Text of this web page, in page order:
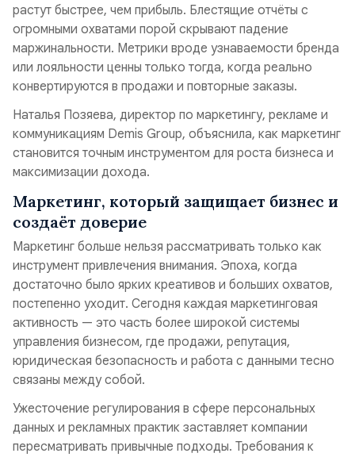
растут быстрее, чем прибыль. Блестящие отчёты с
огромными охватами порой скрывают падение
маржинальности. Метрики вроде узнаваемости бренда
или лояльности ценны только тогда, когда реально
конвертируются в продажи и повторные заказы.
Наталья Позяева, директор по маркетингу, рекламе и
коммуникациям Demis Group, объяснила, как маркетинг
становится точным инструментом для роста бизнеса и
максимизации дохода.
Маркетинг, который защищает бизнес и
создаёт доверие
Маркетинг больше нельзя рассматривать только как
инструмент привлечения внимания. Эпоха, когда
достаточно было ярких креативов и больших охватов,
постепенно уходит. Сегодня каждая маркетинговая
активность — это часть более широкой системы
управления бизнесом, где продажи, репутация,
юридическая безопасность и работа с данными тесно
связаны между собой.
Ужесточение регулирования в сфере персональных
данных и рекламных практик заставляет компании
пересматривать привычные подходы. Требования к